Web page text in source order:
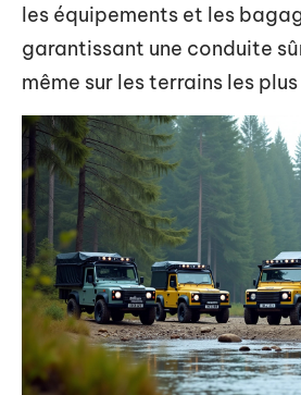
les équipements et les
garantissant une conduite
même sur les terrains les